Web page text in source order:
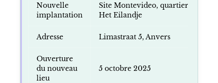
Nouvelle
implantation
Site Montevideo, quartier
Het Eilandje
Adresse Limastraat 5, Anvers
Ouverture
du nouveau
lieu
5 octobre 2025